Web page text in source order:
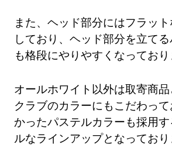
また、ヘッド部分にはフラッ
しており、ヘッド部分を立て
も格段にやりやすくなっており
オールホワイト以外は取寄商品
クラブのカラーにもこだわっ
かったパステルカラーも採用
ルなラインアップとなっており